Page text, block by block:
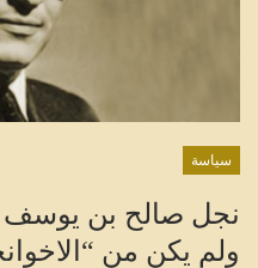
سياسة
نجل صالح بن يوسف
ولم يكن من